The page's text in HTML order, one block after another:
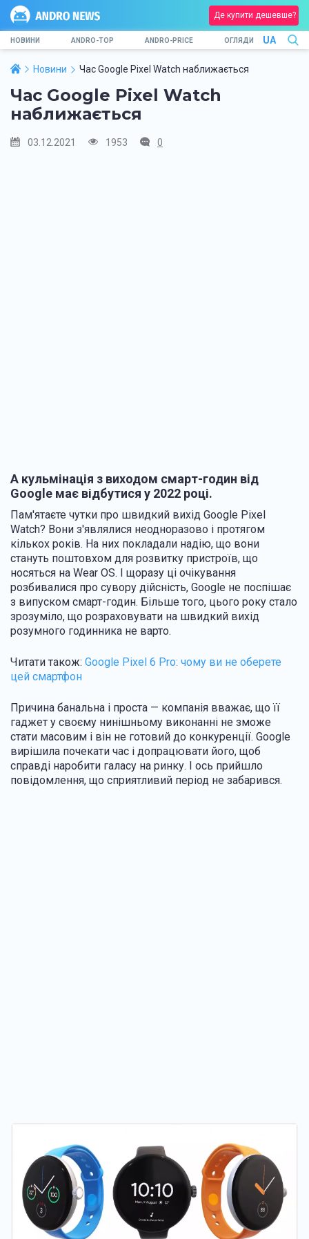
Де купити дешевше?
НОВИНИ ANDRO-TOP ANDRO-PRICE ОГЛЯДИ UA
Новини Час Google Pixel Watch наближається
Час Google Pixel Watch
наближається
03.12.2021 1953 0
А кульмінація з виходом смарт-годин від
Google має відбутися у 2022 році.
Пам'ятаєте чутки про швидкий вихід Google Pixel
Watch? Вони з'являлися неодноразово і протягом
кількох років. На них покладали надію, що вони
стануть поштовхом для розвитку пристроїв, що
носяться на Wear OS. І щоразу ці очікування
розбивалися про сувору дійсність, Google не поспішає
з випуском смарт-годин. Більше того, цього року стало
зрозуміло, що розраховувати на швидкий вихід
розумного годинника не варто.
Читати також: Google Pixel 6 Pro: чому ви не оберете
цей смартфон
Причина банальна і проста — компанія вважає, що її
гаджет у своєму нинішньому виконанні не зможе
стати масовим і він не готовий до конкуренції. Google
вирішила почекати час і допрацювати його, щоб
справді наробити галасу на ринку. І ось прийшло
повідомлення, що сприятливий період не забарився.